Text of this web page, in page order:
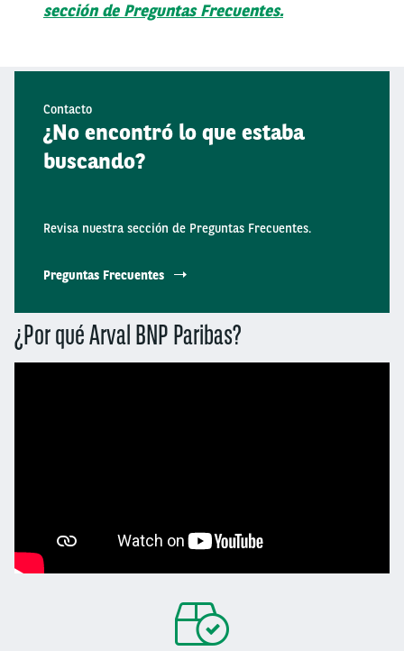
sección de Preguntas Frecuentes.
Contacto
¿No encontró lo que estaba
buscando?
Revisa nuestra sección de Preguntas Frecuentes.
Preguntas Frecuentes
¿Por qué Arval BNP Paribas?